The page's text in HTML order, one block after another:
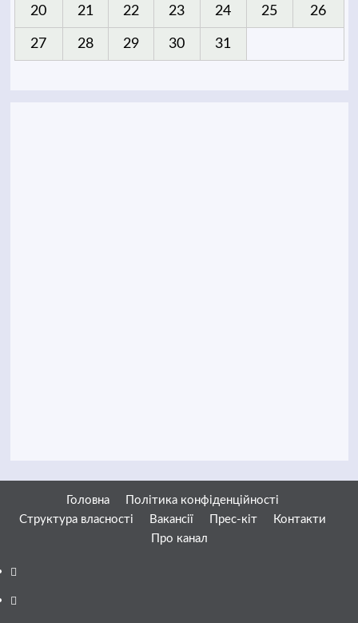
20 21 22 23 24 25 26
27 28 29 30 31
Головна
Політика конфіденційності
Структура власності
Вакансії Прес-кіт
Контакти
Про канал
Facebook
YouTube